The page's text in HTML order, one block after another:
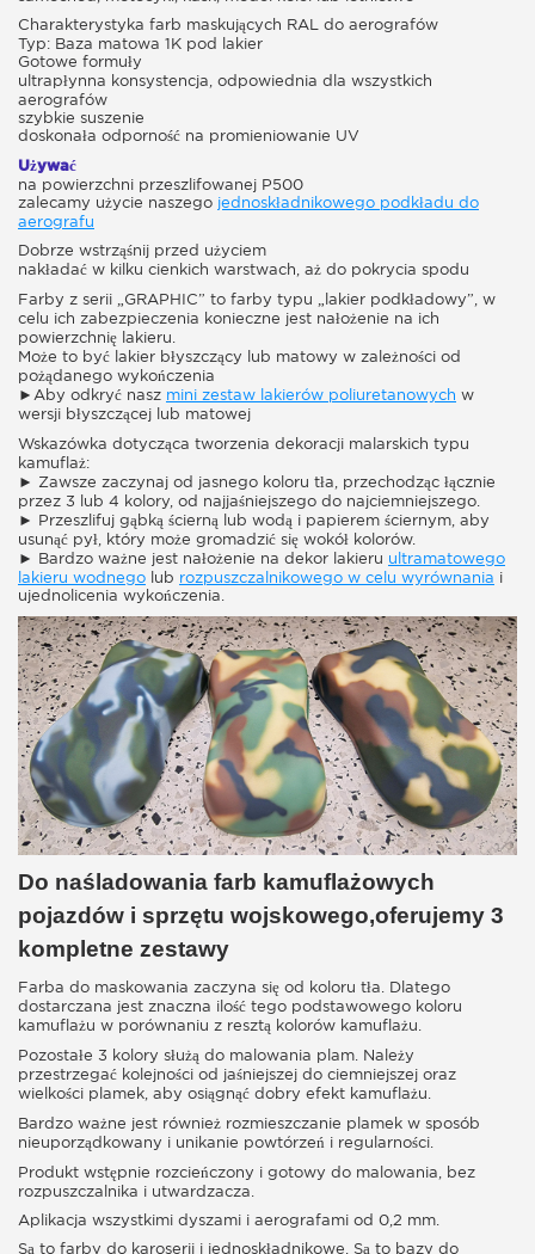
Charakterystyka farb maskujących RAL do aerografów
Typ: Baza matowa 1K pod lakier
Gotowe formuły
ultrapłynna konsystencja, odpowiednia dla wszystkich
aerografów
szybkie suszenie
doskonała odporność na promieniowanie UV
Używać
na powierzchni przeszlifowanej P500
zalecamy użycie naszego jednoskładnikowego podkładu do
aerografu
Dobrze wstrząśnij przed użyciem
nakładać w kilku cienkich warstwach, aż do pokrycia spodu
Farby z serii „GRAPHIC” to farby typu „lakier podkładowy”, w
celu ich zabezpieczenia konieczne jest nałożenie na ich
powierzchnię lakieru.
Może to być lakier błyszczący lub matowy w zależności od
pożądanego wykończenia
►Aby odkryć nasz mini zestaw lakierów poliuretanowych w
wersji błyszczącej lub matowej
Wskazówka dotycząca tworzenia dekoracji malarskich typu
kamuflaż:
► Zawsze zaczynaj od jasnego koloru tła, przechodząc łącznie
przez 3 lub 4 kolory, od najjaśniejszego do najciemniejszego.
► Przeszlifuj gąbką ścierną lub wodą i papierem ściernym, aby
usunąć pył, który może gromadzić się wokół kolorów.
► Bardzo ważne jest nałożenie na dekor lakieru ultramatowego
lakieru wodnego lub rozpuszczalnikowego w celu wyrównania i
ujednolicenia wykończenia.
Do naśladowania farb kamuflażowych
pojazdów i sprzętu wojskowego,oferujemy 3
kompletne zestawy
Farba do maskowania zaczyna się od koloru tła. Dlatego
dostarczana jest znaczna ilość tego podstawowego koloru
kamuflażu w porównaniu z resztą kolorów kamuflażu.
Pozostałe 3 kolory służą do malowania plam. Należy
przestrzegać kolejności od jaśniejszej do ciemniejszej oraz
wielkości plamek, aby osiągnąć dobry efekt kamuflażu.
Bardzo ważne jest również rozmieszczanie plamek w sposób
nieuporządkowany i unikanie powtórzeń i regularności.
Produkt wstępnie rozcieńczony i gotowy do malowania, bez
rozpuszczalnika i utwardzacza.
Aplikacja wszystkimi dyszami i aerografami od 0,2 mm.
Są to farby do karoserii i jednoskładnikowe. Są to bazy do